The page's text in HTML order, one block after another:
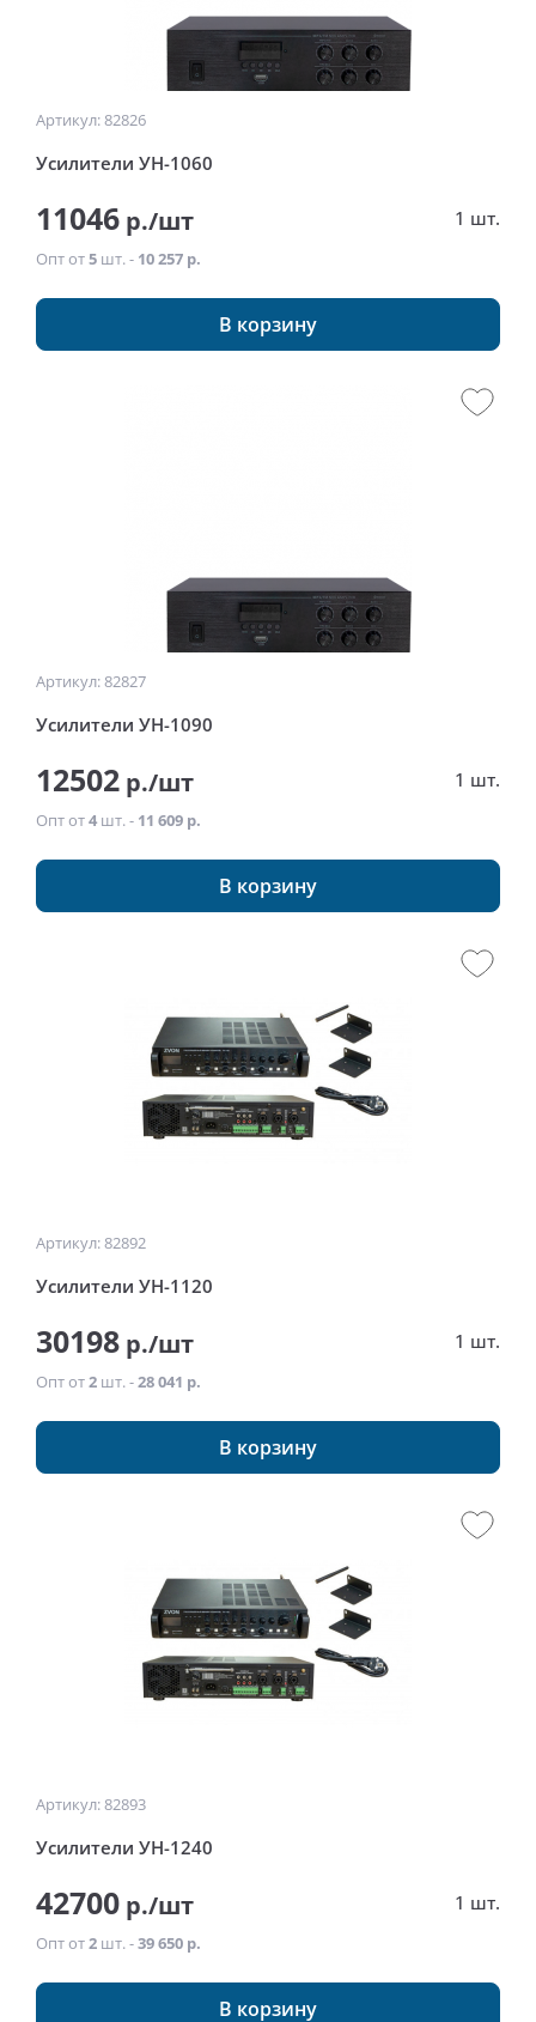
Артикул: 82826
Усилители УН-1060
11046 р./шт 1 шт.
Опт от5 шт. - 10 257 р.
В корзину
Артикул: 82827
Усилители УН-1090
12502 р./шт 1 шт.
Опт от4 шт. - 11 609 р.
В корзину
Артикул: 82892
Усилители УН-1120
30198 р./шт 1 шт.
Опт от2 шт. -28 041 р.
В корзину
Артикул: 82893
Усилители УН-1240
42700 р./шт 1 шт.
Опт от2 шт. -39 650 р.
В корзину